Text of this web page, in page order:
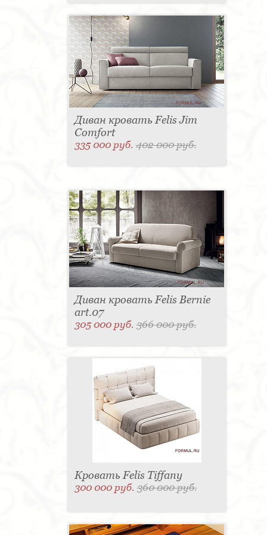
Диван кровать Felis Jim
Comfort
335 000 руб.402 000 руб.
Диван кровать Felis Bernie
art.07
305 000 руб.366 000 руб.
Кровать Felis Tiffany
300 000 руб.360 000 руб.